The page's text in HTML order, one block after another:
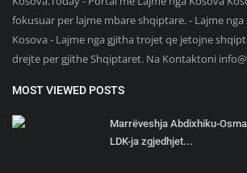
fokusuar per lajme mbare shqiptare. - Lajme nga
Kosova - Lajme nga gjitha trojet qe jetojne
drejte per gjithe Shqiptaret. Na Kontaktoni
MOST VIEWED POSTS
Marrëveshja Abdixhiku-
LDK-ja zgjedhjet...